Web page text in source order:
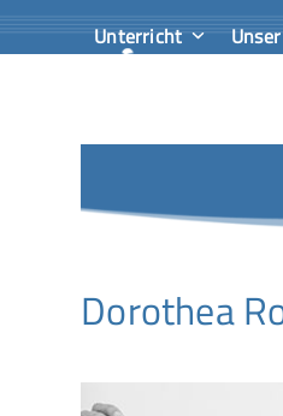
Skip
Unterricht
Dorothea